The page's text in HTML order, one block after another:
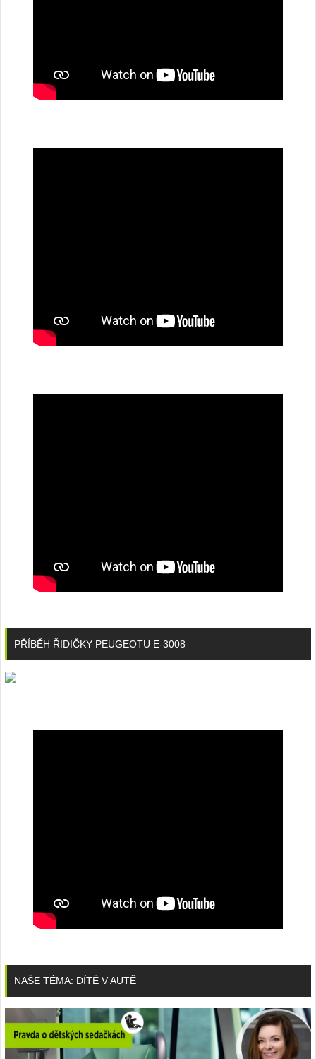
PŘÍBĚH ŘIDIČKY PEUGEOTU E-3008
NAŠE TÉMA: DÍTĚ V AUTĚ